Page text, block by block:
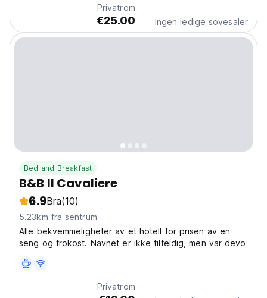
Privatrom
€25.00 Ingen ledige sovesaler
Bed and Breakfast
B&B Il Cavaliere
6.9Bra(10)
5.23km fra sentrum
Alle bekvemmeligheter av et hotell for prisen av en
seng og frokost. Navnet er ikke tilfeldig, men var devo
Privatrom